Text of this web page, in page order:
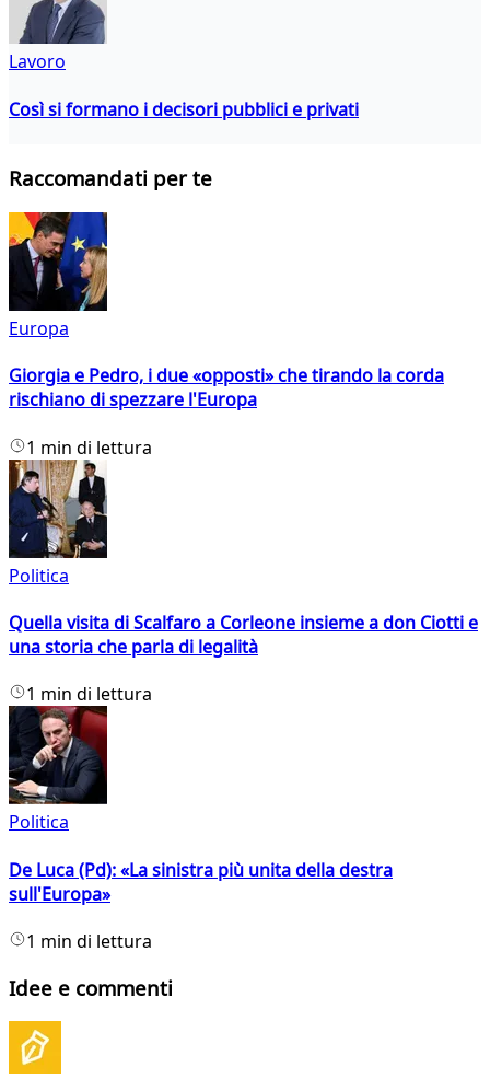
Lavoro
Così si formano i decisori pubblici e privati
Raccomandati per te
Europa
Giorgia e Pedro, i due «opposti» che tirando la corda
rischiano di spezzare l'Europa
1 min di lettura
Politica
Quella visita di Scalfaro a Corleone insieme a don Ciotti e
una storia che parla di legalità
1 min di lettura
Politica
De Luca (Pd): «La sinistra più unita della destra
sull'Europa»
1 min di lettura
Idee e commenti